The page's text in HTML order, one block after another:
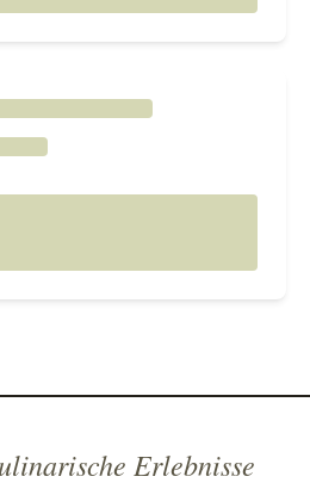
Erlebnisse